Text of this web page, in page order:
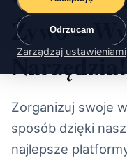
Odrzucam
Zarządzaj ustawieniami
Żywo –
Narzędzia!
Zorganizuj swoje
sposób dzięki
najlepsze